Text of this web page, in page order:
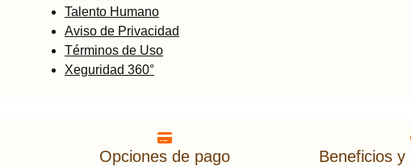
Talento Humano
Aviso de Privacidad
Términos de Uso
Xeguridad 360°
Opciones de pago Beneficios y